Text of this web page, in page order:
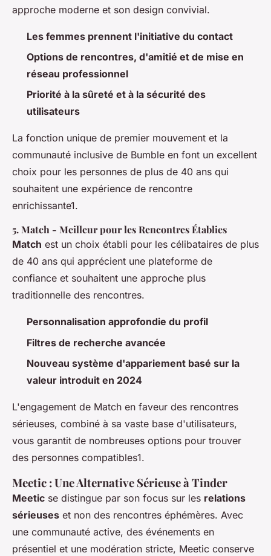
approche moderne et son design convivial.
Les femmes prennent l'initiative du contact
Options de rencontres, d'amitié et de mise en
réseau professionnel
Priorité à la sûreté et à la sécurité des
utilisateurs
La fonction unique de premier mouvement et la
communauté inclusive de Bumble en font un excellent
choix pour les personnes de plus de 40 ans qui
souhaitent une expérience de rencontre
enrichissante1.
5.Match - Meilleur pour les Rencontres Établies
Match est un choix établi pour les célibataires de plus
de 40 ans qui apprécient une plateforme de
confiance et souhaitent une approche plus
traditionnelle des rencontres.
Personnalisation approfondie du profil
Filtres de recherche avancée
Nouveau système d'appariement basé sur la
valeur introduit en 2024
L'engagement de Match en faveur des rencontres
sérieuses, combiné à sa vaste base d'utilisateurs,
vous garantit de nombreuses options pour trouver
des personnes compatibles1.
Meetic : Une Alternative Sérieuse à Tinder
Meetic se distingue par son focus sur les relations
sérieuses et non des rencontres éphémères. Avec
une communauté active, des événements en
présentiel et une modération stricte, Meetic conserve